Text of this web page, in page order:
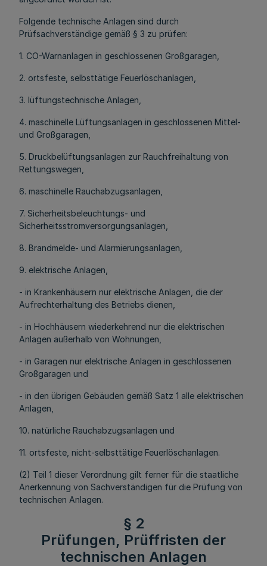
Folgende technische Anlagen sind durch
Prüfsachverständige gemäß § 3 zu prüfen:
1. CO-Warnanlagen in geschlossenen Großgaragen,
2. ortsfeste, selbsttätige Feuerlöschanlagen,
3. lüftungstechnische Anlagen,
4. maschinelle Lüftungsanlagen in geschlossenen Mittel-
und Großgaragen,
5. Druckbelüftungsanlagen zur Rauchfreihaltung von
Rettungswegen,
6. maschinelle Rauchabzugsanlagen,
7. Sicherheitsbeleuchtungs- und
Sicherheitsstromversorgungsanlagen,
8. Brandmelde- und Alarmierungsanlagen,
9. elektrische Anlagen,
- in Krankenhäusern nur elektrische Anlagen, die der
Aufrechterhaltung des Betriebs dienen,
- in Hochhäusern wiederkehrend nur die elektrischen
Anlagen außerhalb von Wohnungen,
- in Garagen nur elektrische Anlagen in geschlossenen
Großgaragen und
- in den übrigen Gebäuden gemäß Satz 1 alle elektrischen
Anlagen,
10. natürliche Rauchabzugsanlagen und
11. ortsfeste, nicht-selbsttätige Feuerlöschanlagen.
(2) Teil 1 dieser Verordnung gilt ferner für die staatliche
Anerkennung von Sachverständigen für die Prüfung von
technischen Anlagen.
§ 2
Prüfungen, Prüffristen der
technischen Anlagen